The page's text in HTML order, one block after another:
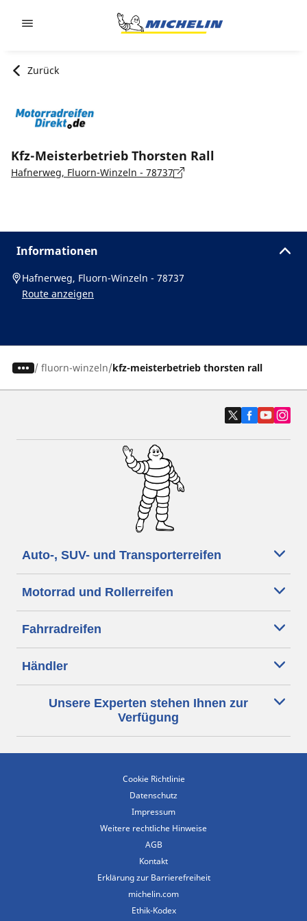
Zurück
Kfz-Meisterbetrieb Thorsten Rall
Hafnerweg, Fluorn-Winzeln - 78737
Informationen
Hafnerweg, Fluorn-Winzeln - 78737
Route anzeigen
/ fluorn-winzeln kfz-meisterbetrieb thorsten rall
Auto-, SUV- und Transporterreifen
Motorrad und Rollerreifen
Fahrradreifen
Händler
Unsere Experten stehen Ihnen zur
Verfügung
Cookie Richtlinie
Datenschutz
Impressum
Weitere rechtliche Hinweise
AGB
Kontakt
Erklärung zur Barrierefreiheit
michelin.com
Ethik-Kodex